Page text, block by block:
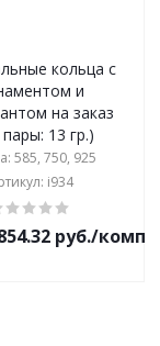
кольца с
и
на заказ
13 гр.)
585, 750, 925
i934
руб./